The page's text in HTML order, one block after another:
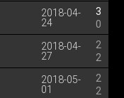
2018-04-
24
3
0
2018-04-
27
2
2
2018-05-
01
2
2